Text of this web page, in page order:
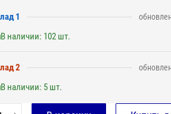
1
В наличии: 102 шт.
2
В наличии: 5 шт.